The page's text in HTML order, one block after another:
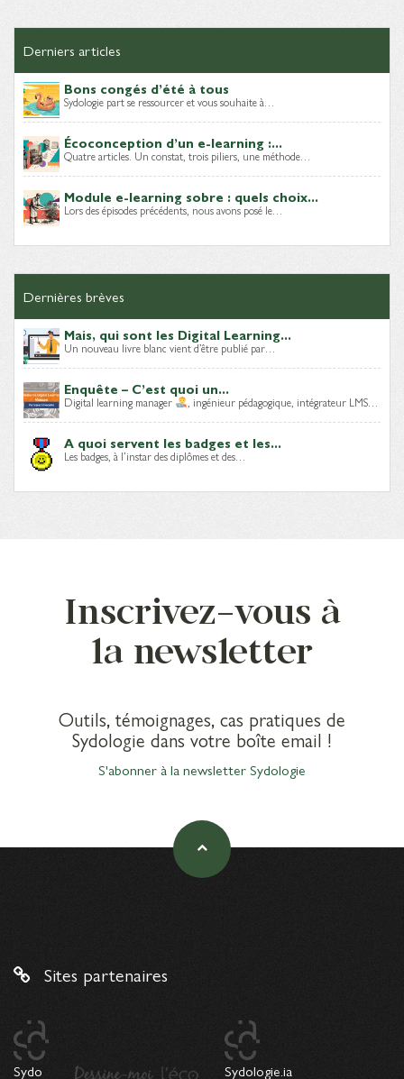
Derniers articles
Bons congés d’été à tous
Sydologie part se ressourcer et vous souhaite à…
Écoconception d’un e-learning :...
Quatre articles. Un constat, trois piliers, une méthode…
Module e-learning sobre : quels choix...
Lors des épisodes précédents, nous avons posé le…
Dernières brèves
Mais, qui sont les Digital Learning...
Un nouveau livre blanc vient d’être publié par…
Enquête – C’est quoi un...
Digital learning manager , ingénieur pédagogique, intégrateur LMS…
A quoi servent les badges et les...
Les badges, à l’instar des diplômes et des…
Inscrivez-vous à
la newsletter
Outils, témoignages, cas pratiques de
Sydologie dans votre boîte email !
S'abonner à la newsletter Sydologie
Sites partenaires
Sydo Sydologie.ia